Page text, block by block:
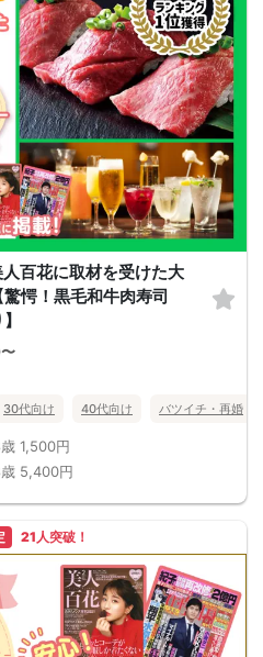
人百花に取材を受けた大
愕！黒毛和牛肉寿司
30代向け 40代向け バツイチ・再婚
1,500円
5,400円
21人突破！